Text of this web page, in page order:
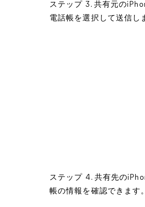
ステップ 3. 共有元の
電話帳を選択して送信し
ステップ 4. 共有先の
帳の情報を確認できます。